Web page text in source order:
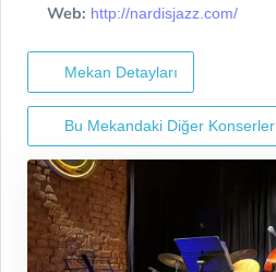
Web: http://nardisjazz.com/
Mekan Detayları
Bu Mekandaki Diğer Konserler